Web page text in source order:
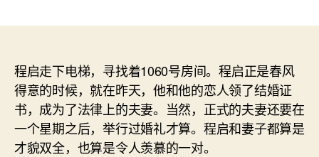
程启走下电梯，寻找着1060号房间。程启正是春风
得意的时候，就在昨天，他和他的恋人领了结婚证
书，成为了法律上的夫妻。当然，正式的夫妻还要在
一个星期之后，举行过婚礼才算。程启和妻子都算是
才貌双全，也算是令人羡慕的一对。